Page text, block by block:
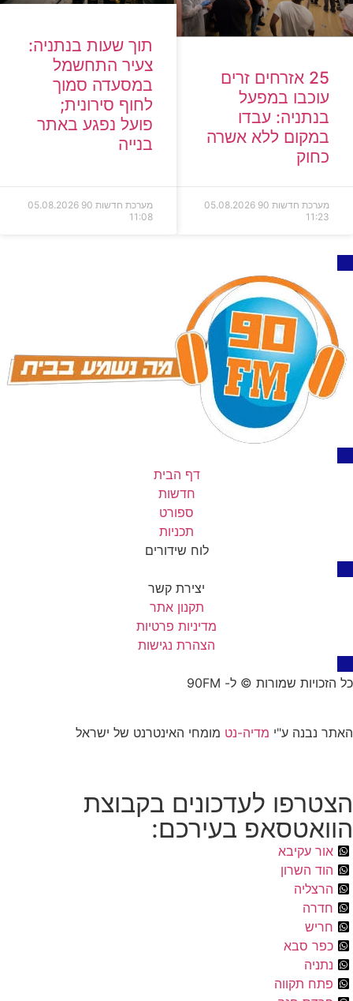
25 אזרחים זרים
עוכבו במפעל
בנתניה: עבדו
במקום ללא אשרה
כחוק
מערכת חדשות 90
05.08.2026
11:23
תוך שעות בנתניה:
צעיר התחשמל
במסעדה סמוך
לחוף סירונית;
פועל נפגע באתר
בנייה
מערכת חדשות 90
05.08.2026
11:08
דף הבית
חדשות
ספורט
תכניות
לוח שידורים
יצירת קשר
תקנון אתר
מדיניות פרטיות
הצהרת נגישות
כל הזכויות שמורות © ל- 90FM
האתר נבנה ע"י מדיה-נט מומחי האינטרנט של ישראל
הצטרפו לעדכונים בקבוצת
הוואטסאפ בעירכם:
אור עקיבא
הוד השרון
הרצליה
חדרה
חריש
כפר סבא
נתניה
פתח תקווה